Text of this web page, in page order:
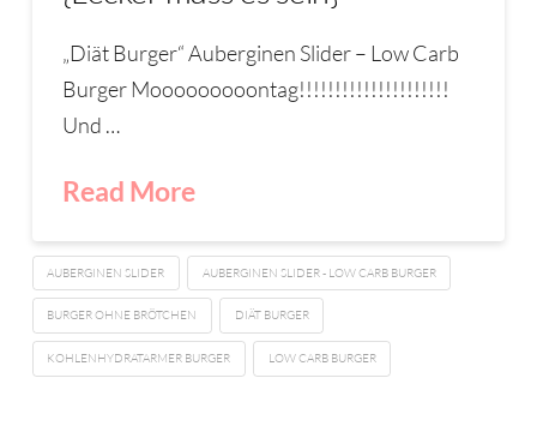
„Diät Burger“ Auberginen Slider – Low Carb
Burger Mooooooooontag!!!!!!!!!!!!!!!!!!!!!
Und …
Read More
AUBERGINEN SLIDER AUBERGINEN SLIDER - LOW CARB BURGER
BURGER OHNE BRÖTCHEN DIÄT BURGER
KOHLENHYDRATARMER BURGER LOW CARB BURGER